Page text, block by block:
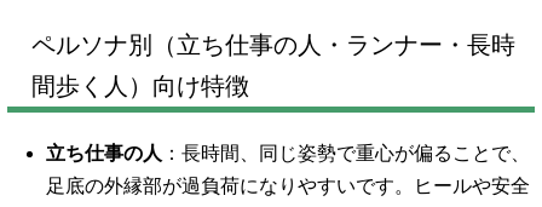
ペルソナ別（立ち仕事の人・ランナー・長時
間歩く人）向け特徴
立ち仕事の人 ：長時間、同じ姿勢で重心が偏ることで、
足底の外縁部が過負荷になりやすいです。ヒールや安全